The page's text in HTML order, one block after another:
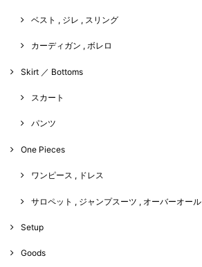
ベスト , ジレ , スリング
カーディガン , ボレロ
Skirt ／ Bottoms
スカート
パンツ
One Pieces
ワンピース , ドレス
サロペット , ジャンプスーツ , オーバーオール
Setup
Goods